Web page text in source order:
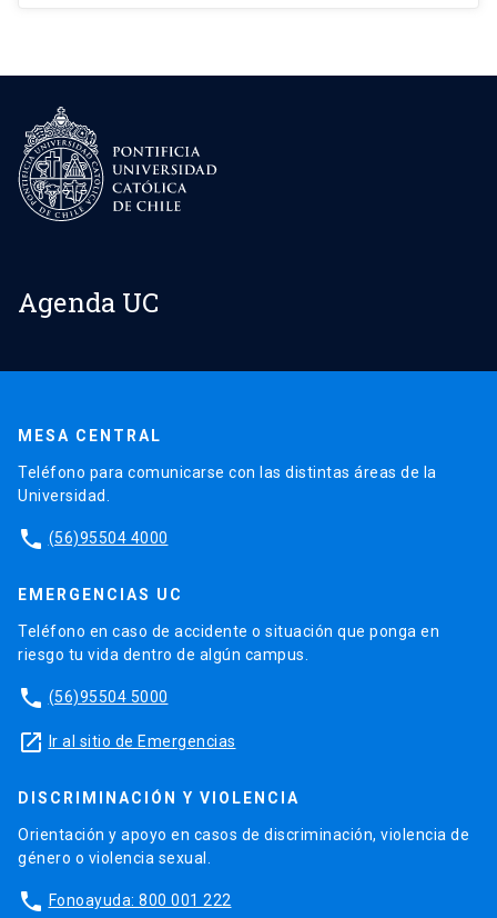
Agenda UC
MESA CENTRAL
Teléfono para comunicarse con las distintas áreas de la
Universidad.
phone (56)95504 4000
EMERGENCIAS UC
Teléfono en caso de accidente o situación que ponga en
riesgo tu vida dentro de algún campus.
phone (56)95504 5000
launch Ir al sitio de Emergencias
DISCRIMINACIÓN Y VIOLENCIA
Orientación y apoyo en casos de discriminación, violencia de
género o violencia sexual.
phone Fonoayuda: 800 001 222